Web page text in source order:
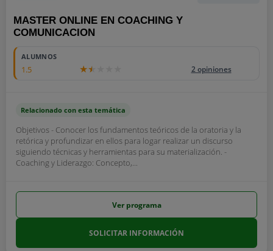
MASTER ONLINE EN COACHING Y
COMUNICACION
ALUMNOS
1.5 2 opiniones
Relacionado con esta temática
Objetivos - Conocer los fundamentos teóricos de la oratoria y la
retórica y profundizar en ellos para logar realizar un discurso
siguiendo técnicas y herramientas para su materialización. -
Coaching y Liderazgo: Concepto,...
Ver programa
SOLICITAR INFORMACIÓN